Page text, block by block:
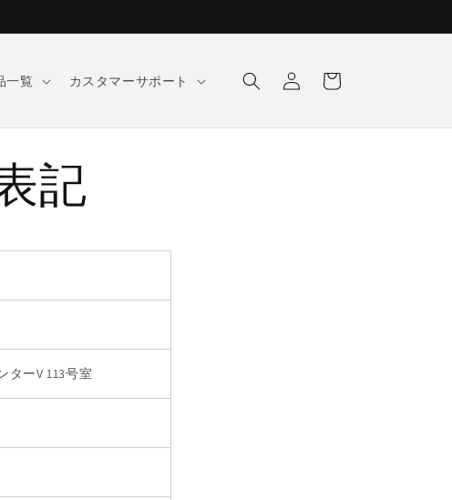
一覧 カスタマーサポート
イ
ー
記
ターV 113号室